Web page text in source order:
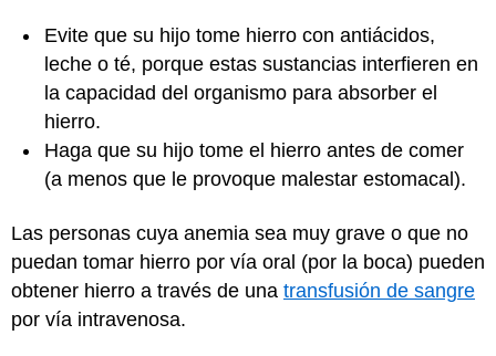
Evite que su hijo tome hierro con antiácidos,
leche o té, porque estas sustancias interfieren en
la capacidad del organismo para absorber el
hierro.
Haga que su hijo tome el hierro antes de comer
(a menos que le provoque malestar estomacal).
Las personas cuya anemia sea muy grave o que no
puedan tomar hierro por vía oral (por la boca) pueden
obtener hierro a través de una transfusión de sangre
por vía intravenosa.